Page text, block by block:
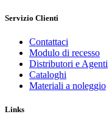
Servizio Clienti
Contattaci
Modulo di recesso
Distributori e Agenti
Cataloghi
Materiali a noleggio
Links